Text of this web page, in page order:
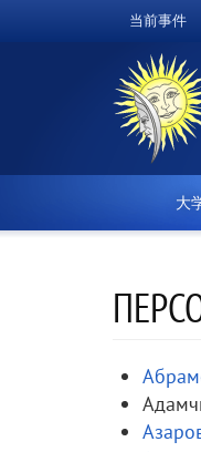
Верхнее
меню
当前事件
大